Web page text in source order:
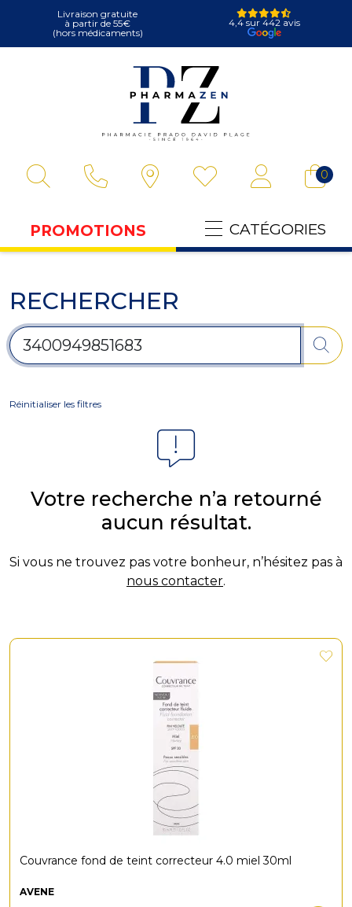
Livraison gratuite
à partir de 55€
(hors médicaments)
4,4 sur 442 avis
0
PROMOTIONS CATÉGORIES
RECHERCHER
Réinitialiser les filtres
Votre recherche n’a retourné
aucun résultat.
Si vous ne trouvez pas votre bonheur, n’hésitez pas à
nous contacter.
Couvrance fond de teint correcteur 4.0 miel 30ml
AVENE